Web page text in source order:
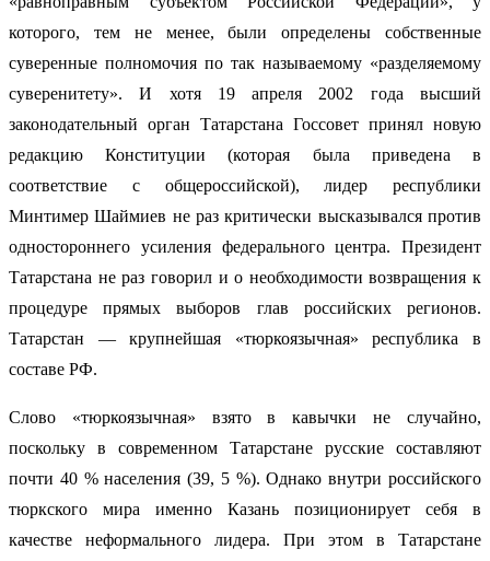
которого, тем не менее, были определены собственные
суверенные полномочия по так называемому «разделяемому
суверенитету». И хотя 19 апреля 2002 года высший
законодательный орган Татарстана Госсовет принял новую
редакцию Конституции (которая была приведена в
соответствие с общероссийской), лидер республики
Минтимер Шаймиев не раз критически высказывался против
одностороннего усиления федерального центра. Президент
Татарстана не раз говорил и о необходимости возвращения к
процедуре прямых выборов глав российских регионов.
Татарстан — крупнейшая «тюркоязычная» республика в
составе РФ.
Слово «тюркоязычная» взято в кавычки не случайно,
поскольку в современном Татарстане русские составляют
почти 40 % населения (39, 5 %). Однако внутри российского
тюркского мира именно Казань позиционирует себя в
качестве неформального лидера. При этом в Татарстане